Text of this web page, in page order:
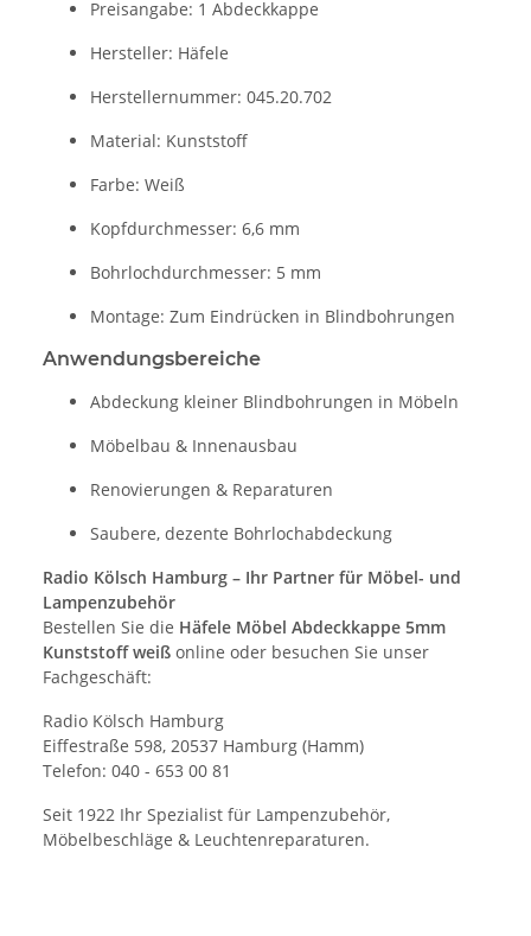
Preisangabe: 1 Abdeckkappe
Hersteller: Häfele
Herstellernummer: 045.20.702
Material: Kunststoff
Farbe: Weiß
Kopfdurchmesser: 6,6 mm
Bohrlochdurchmesser: 5 mm
Montage: Zum Eindrücken in Blindbohrungen
Anwendungsbereiche
Abdeckung kleiner Blindbohrungen in Möbeln
Möbelbau & Innenausbau
Renovierungen & Reparaturen
Saubere, dezente Bohrlochabdeckung
Radio Kölsch Hamburg – Ihr Partner für Möbel- und
Lampenzubehör
Bestellen Sie die Häfele Möbel Abdeckkappe 5mm
Kunststoff weiß online oder besuchen Sie unser
Fachgeschäft:
Radio Kölsch Hamburg
Eiffestraße 598, 20537 Hamburg (Hamm)
Telefon: 040 - 653 00 81
Seit 1922 Ihr Spezialist für Lampenzubehör,
Möbelbeschläge & Leuchtenreparaturen.